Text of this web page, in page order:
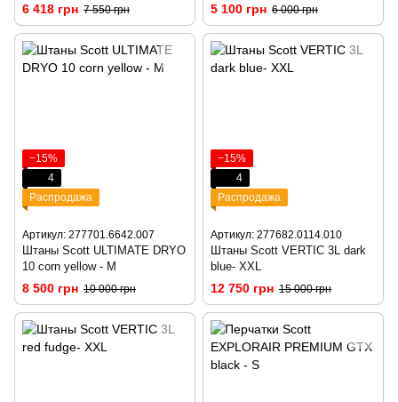
6 418 грн 7 550 грн 5 100 грн 6 000 грн
−15%
4
Распродажа
Артикул: 277701.6642.007
Штаны Scott ULTIMATE DRYO
10 corn yellow - M
8 500 грн 10 000 грн
−15%
4
Распродажа
Артикул: 277682.0114.010
Штаны Scott VERTIC 3L dark
blue- XXL
12 750 грн 15 000 грн